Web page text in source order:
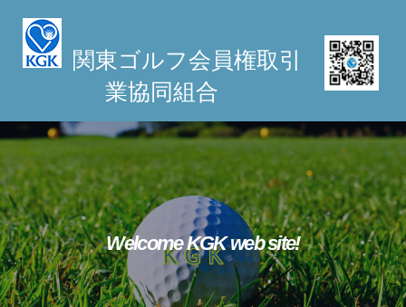
o
o
n
t
e
n
関東ゴルフ会員権取引
業協同組合
Welcome KGK web site!